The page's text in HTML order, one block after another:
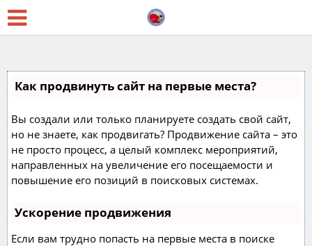
Как продвинуть сайт на первые места?
Вы создали или только планируете создать свой сайт,
но не знаете, как продвигать? Продвижение сайта – это
не просто процесс, а целый комплекс мероприятий,
направленных на увеличение его посещаемости и
повышение его позиций в поисковых системах.
Ускорение продвижения
Если вам трудно попасть на первые места в поиске